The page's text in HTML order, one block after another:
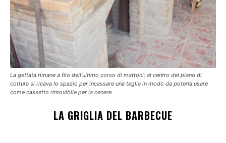
La gettata rimane a filo dell’ultimo corso di mattoni; al centro del piano di
cottura si ricava lo spazio per incassare una teglia in modo da poterla usare
come cassetto rimovibile per la cenere.
LA GRIGLIA DEL BARBECUE